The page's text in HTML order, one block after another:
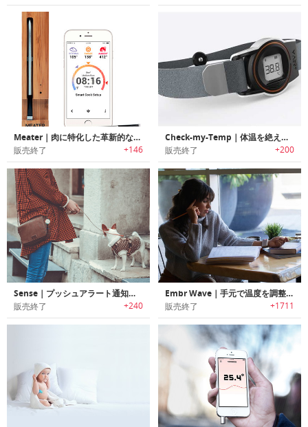
Meater｜肉に特化した革新的なワイヤレススマート温度計「ミーター」
販売終了 +146
Check-my-Temp｜体温を絶えず正確に測定するウェアラブル体温計「チェックマイテンプ」
販売終了 +200
Sense｜プッシュアラート通知機能搭載小型スマートセンサー「センス」
販売終了 +240
Embr Wave｜手元で温度を調整可能なリストバンド「エンバーウェーブ」
販売終了 +1711